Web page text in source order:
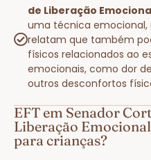
de Liberação
uma técnica
relatam que também
físicos relacionados ao
emocionais, como dor
outros desconfortos
EFT em Senador
Liberação
para crianças?